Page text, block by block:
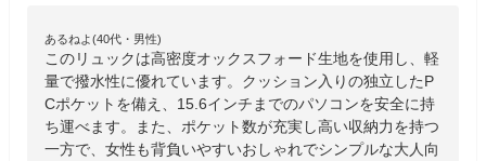
あるねよ(40代・男性)
このリュックは高密度オックスフォード生地を使用し、軽
量で撥水性に優れています。クッション入りの独立したP
Cポケットを備え、15.6インチまでのパソコンを安全に持
ち運べます。また、ポケット数が充実し高い収納力を持つ
一方で、女性も背負いやすいおしゃれでシンプルな大人向